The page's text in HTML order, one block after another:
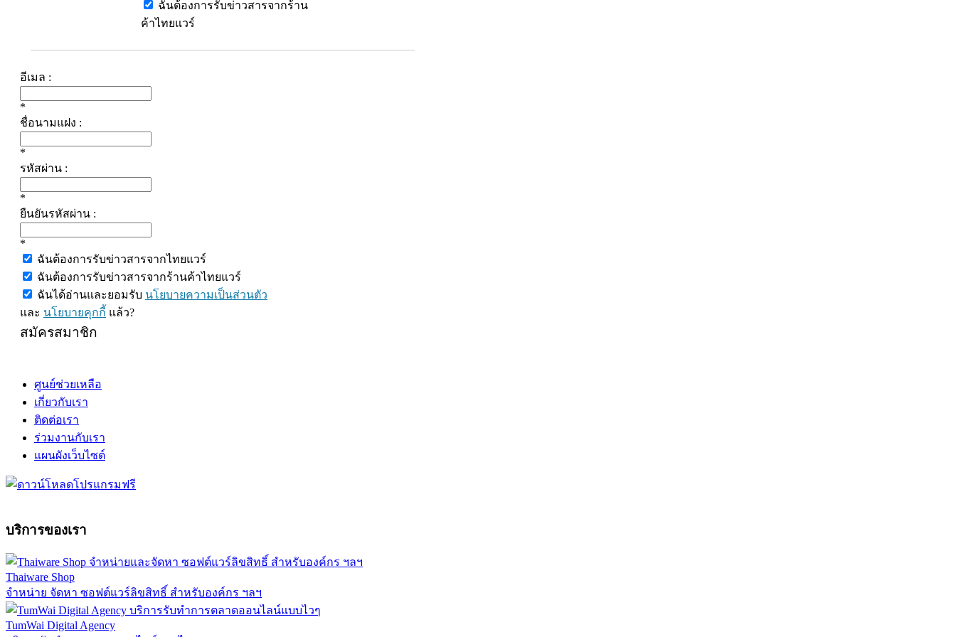
ฉันต้องการรับข่าวสารจากร้าน
ค้าไทยแวร์
อีเมล :
*
ชื่อนามแฝง :
*
รหัสผ่าน :
*
ยืนยันรหัสผ่าน :
*
ฉันต้องการรับข่าวสารจากไทยแวร์
ฉันต้องการรับข่าวสารจากร้านค้าไทยแวร์
ฉันได้อ่านและยอมรับ นโยบายความเป็นส่วนตัว
และ นโยบายคุกกี้ แล้ว?
สมัครสมาชิก
ศูนย์ช่วยเหลือ
เกี่ยวกับเรา
ติดต่อเรา
ร่วมงานกับเรา
แผนผังเว็บไซต์
บริการของเรา
Thaiware Shop
จำหน่าย จัดหา ซอฟต์แวร์ลิขสิทธิ์ สำหรับองค์กร ฯลฯ
TumWai Digital Agency